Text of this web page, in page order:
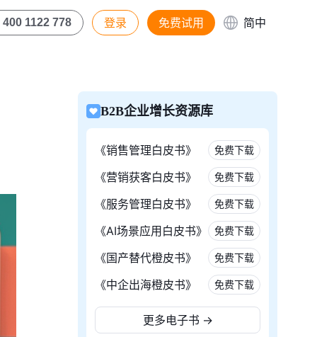
400 1122 778 登录 免费试用 简中
B2B企业增长资源库
《销售管理白皮书》 免费下载
《营销获客白皮书》 免费下载
《服务管理白皮书》 免费下载
《AI场景应用白皮书》 免费下载
《国产替代橙皮书》 免费下载
《中企出海橙皮书》 免费下载
更多电子书 →